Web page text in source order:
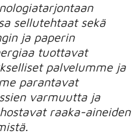
sellutehtaat sekä
ja paperin
tuottavat
palvelumme ja
parantavat
varmuutta ja
raaka-aineiden